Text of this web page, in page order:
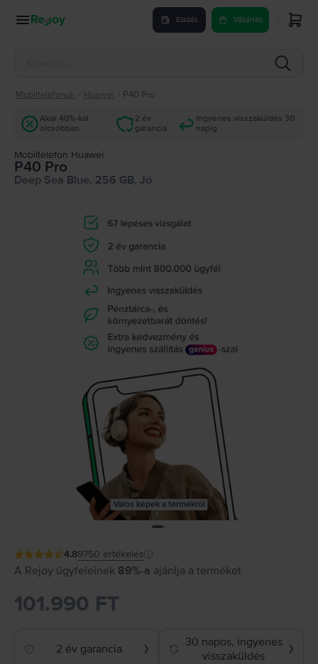
Eladás Vásárlás
Mobiltelefonok Huawei P40 Pro
Akár 40%-kal
olcsóbban
2 év
garancia
Ingyenes visszaküldés 30
napig
Mobiltelefon Huawei
P40 Pro
Deep Sea Blue, 256 GB, Jó
Valós képek a termékről
4.89750 értékelés
A Rejoy ügyfeleinek 89%-a ajánlja a terméket
101.990 FT
2 év garancia ❯
30 napos, ingyenes
visszaküldés
❯